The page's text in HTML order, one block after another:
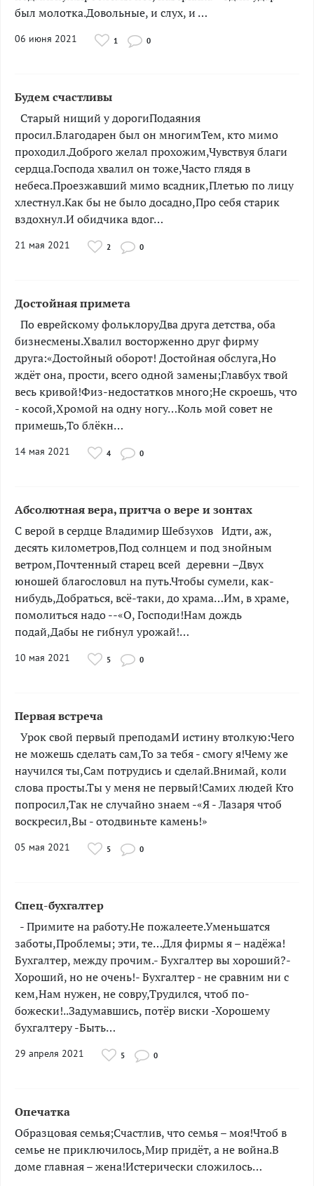
был молотка.Довольные, и слух, и …
06 июня 2021 1 0
Будем счастливы
­­­­­­­­­­­­­Старый нищий у дорогиПодаяния
просил.Благодарен был он многимТем, кто мимо
проходил.Доброго желал прохожим,Чувствуя благи
сердца.Господа хвалил он тоже,Часто глядя в
небеса.Проезжавший мимо всадник,Плетью по лицу
хлестнул.Как бы не было досадно,Про себя старик
вздохнул.И обидчика вдог…
21 мая 2021 2 0
Достойная примета
­­­По еврейскому фольклоруДва друга детства, оба
бизнесмены.Хвалил восторженно друг фирму
друга:«Достойный оборот! Достойная обслуга,Но
ждёт она, прости, всего одной замены;Главбух твой
весь кривой!Физ-недостатков много;Не скроешь, что
- косой,Хромой на одну ногу…Коль мой совет не
примешь,То блёкн…
14 мая 2021 4 0
Абсолютная вера, притча о вере и зонтах
С верой в сердце Владимир Шебзухов Идти, аж,
десять километров,Под солнцем и под знойным
ветром,Почтенный старец всей деревни –Двух
юношей благословuл на путь.Чтобы сумели, как-
нибудь,Добраться, всё-таки, до храма…Им, в храме,
помолиться надо --«О, Господи!Нам дождь
подай,Дабы не гибнул урожай!…
10 мая 2021 5 0
Первая встреча
­Урок свой первый преподамИ истину втолкую:Чего
не можешь сделать сам,То за тебя - смогу я!Чему же
научился ты,Сам потрудись и сделай.Внимай, коли
слова просты.Ты у меня не первый!Самих людей Кто
попросил,Так не случайно знаем -«Я - Лазаря чтоб
воскресил,Вы - отодвиньте камень!»
05 мая 2021 5 0
Спец-бухгалтер
­­­­­- Примите на работу.Не пожалеете.Уменьшатся
заботы,Проблемы; эти, те…Для фирмы я – надёжа!
Бухгалтер, между прочим.- Бухгалтер вы хороший?-
Хороший, но не очень!- Бухгалтер - не сравним ни с
кем,Нам нужен, не совру,Трудился, чтоб по-
божески!..Задумавшись, потёр виски -Хорошему
бухгалтеру -Быть…
29 апреля 2021 5 0
Опечатка
Образцовая семья;Счастлив, что семья – моя!Чтоб в
семье не приключилось,Мир придёт, а не война.В
доме главная – жена!Истерически сложилось… ­­